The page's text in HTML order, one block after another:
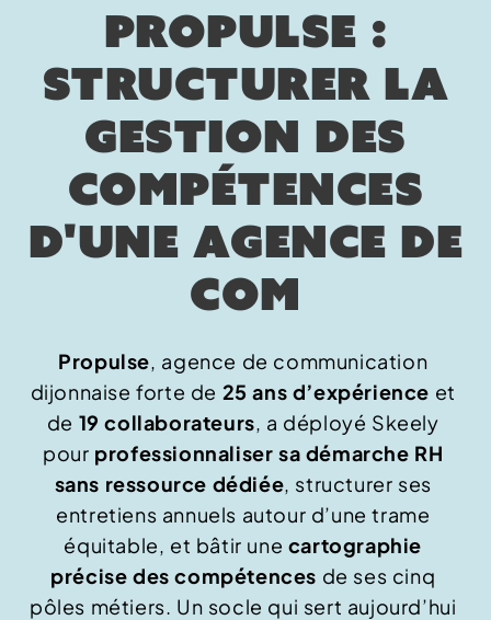
PROPULSE :
STRUCTURER LA
GESTION DES
COMPÉTENCES
D'UNE AGENCE DE
COM
Propulse, agence de communication
dijonnaise forte de 25 ans d’expérience et
de 19 collaborateurs, a déployé Skeely
pour professionnaliser sa démarche RH
sans ressource dédiée, structurer ses
entretiens annuels autour d’une trame
équitable, et bâtir une cartographie
précise des compétences de ses cinq
pôles métiers. Un socle qui sert aujourd’hui